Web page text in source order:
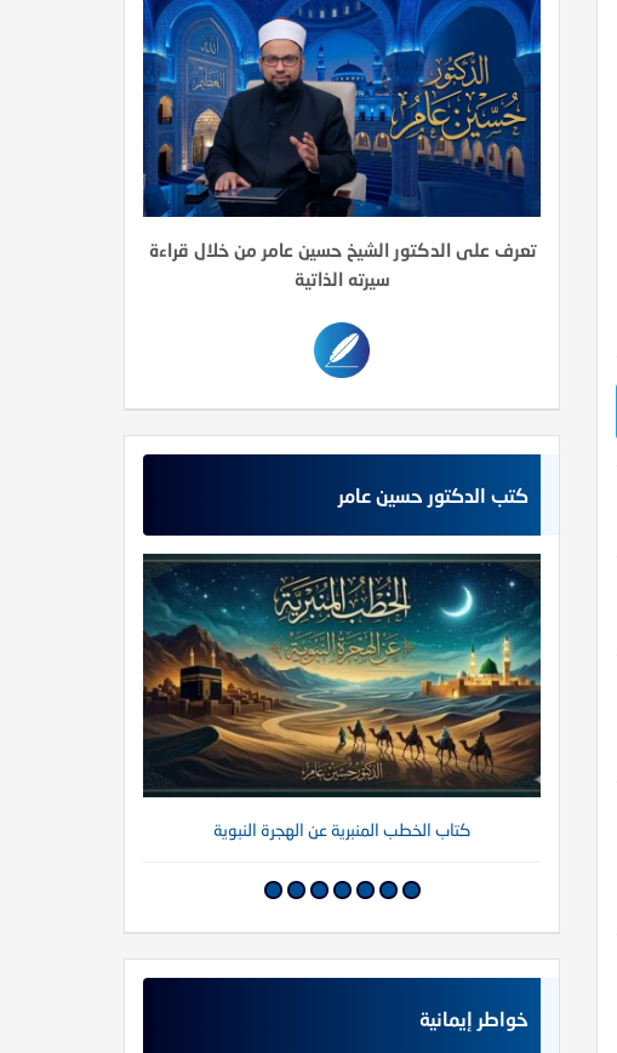
تعرف على الدكتور الشيخ حسين عامر من خلال قراءة
سيرته الذاتية
كتب الدكتور حسين عامر
كتاب الخطب المنبرية عن الهجرة النبوية
خواطر إيمانية